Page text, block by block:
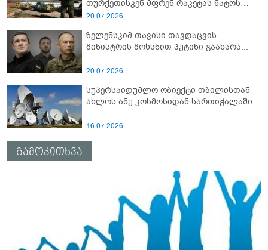
თურქეთისკენ მფრენ რაკეტას ნატოს
სამიტი კინაღამ ჩაუშლია
20.07.2026
ზელენსკიმ თავისი თავდაცვის
მინისტრის მოხსნით პუტინი გაახარა...
20.07.2026
სუპერსაიდუმლო ობიექტი თბილისთან
ახლოს ანუ კოსმოსიდან სართიჭალაში
16.07.2026
გამოკითხვა